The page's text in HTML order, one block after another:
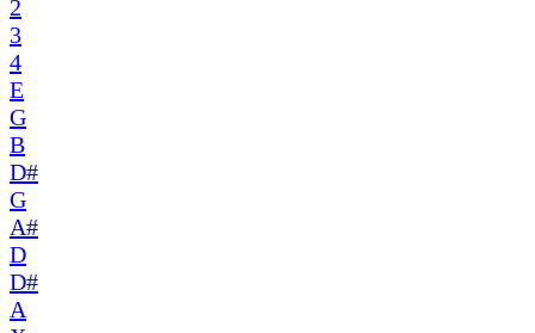
2
3
4
E
G
B
D#
G
A#
D
D#
A